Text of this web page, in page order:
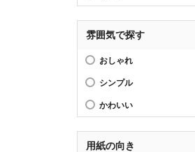
雰囲気で探す
おしゃれ
シンプル
かわいい
用紙の向き